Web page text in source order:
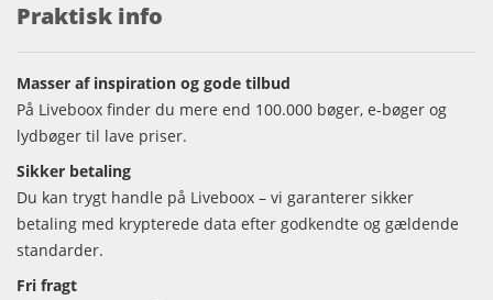
Praktisk info
Masser af inspiration og gode tilbud
På Liveboox finder du mere end 100.000 bøger, e-bøger og
lydbøger til lave priser.
Sikker betaling
Du kan trygt handle på Liveboox – vi garanterer sikker
betaling med krypterede data efter godkendte og gældende
standarder.
Fri fragt